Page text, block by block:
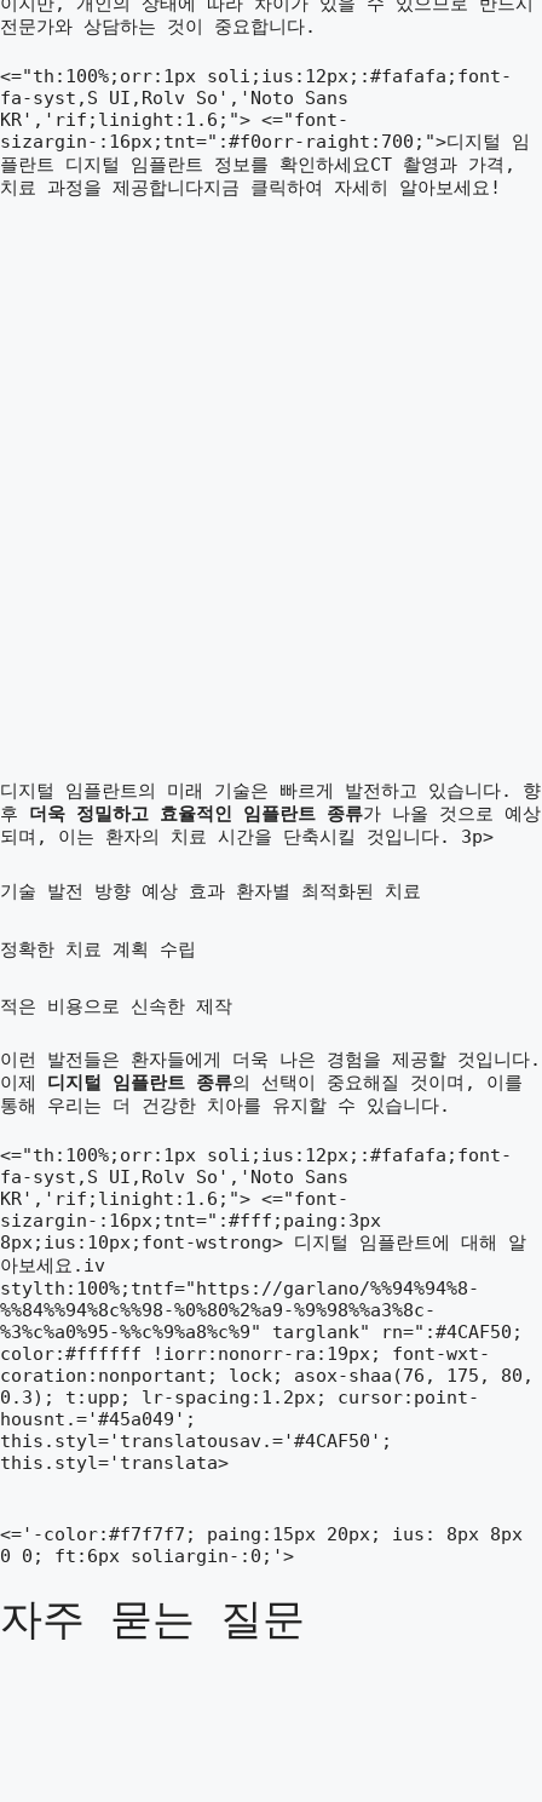
전문가와 상담하는 것이 중요합니다.
<="th:100%;orr:1px soli;ius:12px;:#fafafa;font-
fa-syst,S UI,Rolv So','Noto Sans
KR','rif;linight:1.6;"> <="font-
sizargin-:16px;tnt=":#f0orr-raight:700;">디지털 임
플란트 디지털 임플란트 정보를 확인하세요CT 촬영과 가격,
치료 과정을 제공합니다지금 클릭하여 자세히 알아보세요!
디지털 임플란트의 미래 기술은 빠르게 발전하고 있습니다. 향
후 더욱 정밀하고 효율적인 임플란트 종류가 나올 것으로 예상
되며, 이는 환자의 치료 시간을 단축시킬 것입니다. 3p>
기술 발전 방향 예상 효과 환자별 최적화된 치료
정확한 치료 계획 수립
적은 비용으로 신속한 제작
이런 발전들은 환자들에게 더욱 나은 경험을 제공할 것입니다.
이제 디지털 임플란트 종류의 선택이 중요해질 것이며, 이를
통해 우리는 더 건강한 치아를 유지할 수 있습니다.
<="th:100%;orr:1px soli;ius:12px;:#fafafa;font-
fa-syst,S UI,Rolv So','Noto Sans
KR','rif;linight:1.6;"> <="font-
sizargin-:16px;tnt=":#fff;paing:3px
8px;ius:10px;font-wstrong> 디지털 임플란트에 대해 알
아보세요.iv
stylth:100%;tntf="https://garlano/%%94%94%8-
%%84%%94%8c%%98-%0%80%2%a9-%9%98%%a3%8c-
%3%c%a0%95-%%c%9%a8%c%9" targlank" rn=":#4CAF50;
color:#ffffff !iorr:nonorr-ra:19px; font-wxt-
coration:nonportant; lock; asox-shaa(76, 175, 80,
0.3); t:upp; lr-spacing:1.2px; cursor:point-
housnt.='#45a049';
this.styl='translatousav.='#4CAF50';
this.styl='translata>
<='-color:#f7f7f7; paing:15px 20px; ius: 8px 8px
0 0; ft:6px soliargin-:0;'>
자주 묻는 질문